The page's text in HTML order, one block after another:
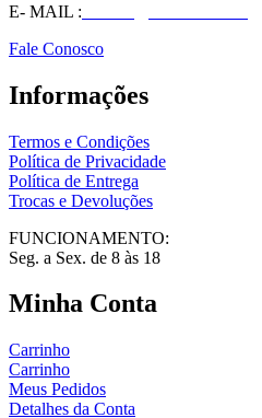
E- MAIL :
Fale Conosco
Informações
Termos e Condições
Política de Privacidade
Política de Entrega
Trocas e Devoluções
FUNCIONAMENTO:
Seg. a Sex. de 8 às 18
Minha Conta
Carrinho
Carrinho
Meus Pedidos
Detalhes da Conta